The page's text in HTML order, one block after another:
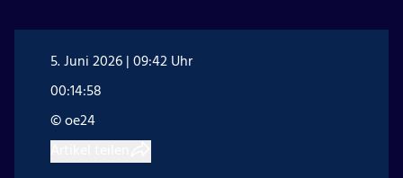
5. Juni 2026 | 09:42 Uhr
00:14:58
© oe24